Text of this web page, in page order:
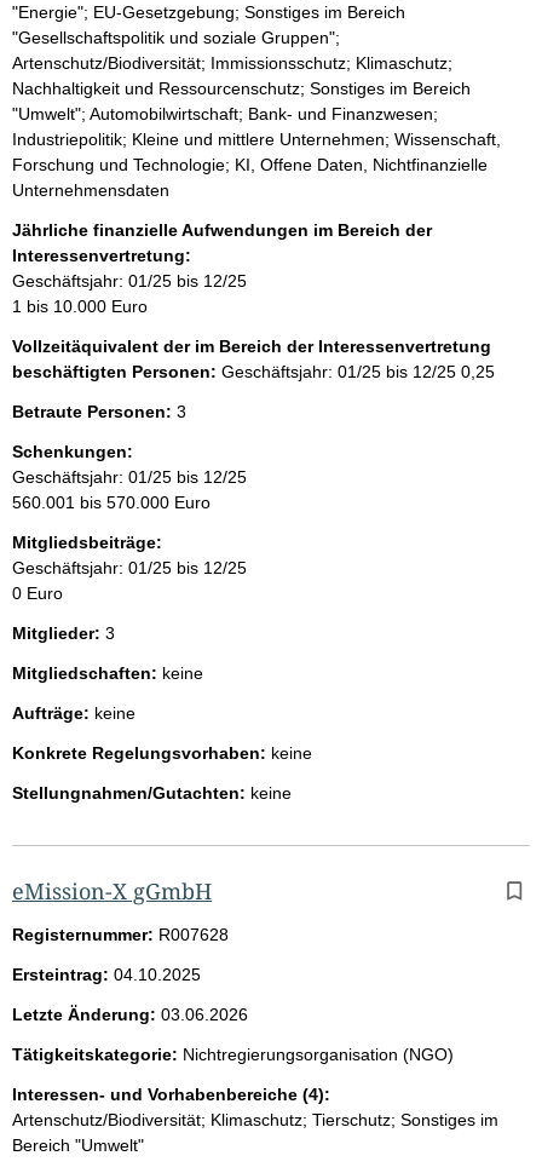
"Energie"; EU-Gesetzgebung; Sonstiges im Bereich
"Gesellschaftspolitik und soziale Gruppen";
Artenschutz/Biodiversität; Immissionsschutz; Klimaschutz;
Nachhaltigkeit und Ressourcenschutz; Sonstiges im Bereich
"Umwelt"; Automobilwirtschaft; Bank- und Finanzwesen;
Industriepolitik; Kleine und mittlere Unternehmen; Wissenschaft,
Forschung und Technologie; KI, Offene Daten, Nichtfinanzielle
Unternehmensdaten
Jährliche finanzielle Aufwendungen im Bereich der
Interessenvertretung:
Geschäftsjahr: 01/25 bis 12/25
1 bis 10.000 Euro
Vollzeitäquivalent der im Bereich der Interessenvertretung
beschäftigten Personen: Geschäftsjahr: 01/25 bis 12/25 0,25
Betraute Personen: 3
Schenkungen:
Geschäftsjahr: 01/25 bis 12/25
560.001 bis 570.000 Euro
Mitgliedsbeiträge:
Geschäftsjahr: 01/25 bis 12/25
0 Euro
Mitglieder: 3
Mitgliedschaften: keine
Aufträge: keine
Konkrete Regelungsvorhaben: keine
Stellungnahmen/Gutachten: keine
eMission-X gGmbH
Registernummer: R007628
Ersteintrag: 04.10.2025
Letzte Änderung: 03.06.2026
Tätigkeitskategorie: Nichtregierungsorganisation (NGO)
Interessen- und Vorhabenbereiche (4):
Artenschutz/Biodiversität; Klimaschutz; Tierschutz; Sonstiges im
Bereich "Umwelt"